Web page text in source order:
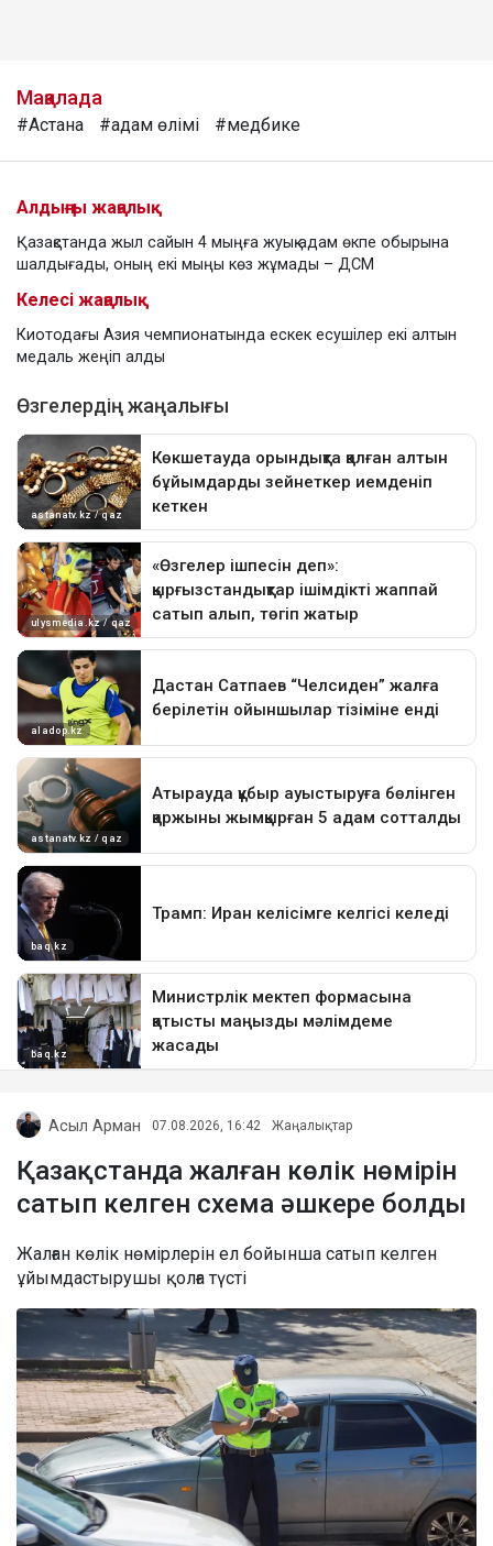
Мақалада
#Астана #адам өлімі #медбике
Алдыңғы жаңалық
Қазақстанда жыл сайын 4 мыңға жуық адам өкпе обырына
шалдығады, оның екі мыңы көз жұмады – ДСМ
Келесі жаңалық
Киотодағы Азия чемпионатында ескек есушілер екі алтын
медаль жеңіп алды
Асыл Арман 07.08.2026, 16:42 Жаңалықтар
Қазақстанда жалған көлік нөмірін
сатып келген схема әшкере болды
Жалған көлік нөмірлерін ел бойынша сатып келген
ұйымдастырушы қолға түсті